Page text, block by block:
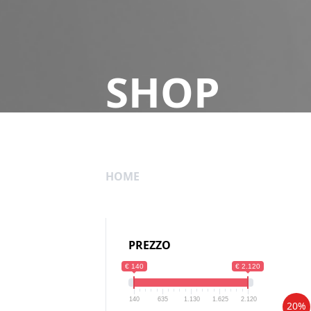
SHOP
HOME
PREZZO
€ 140 € 2.120
140 635 1.130 1.625 2.120 20%